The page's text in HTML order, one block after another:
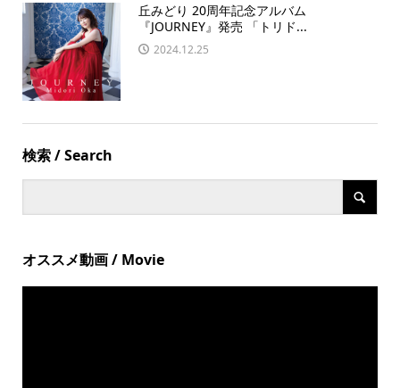
丘みどり 20周年記念アルバム
『JOURNEY』発売 「トリド...
2024.12.25
検索 / Search
オススメ動画 / Movie